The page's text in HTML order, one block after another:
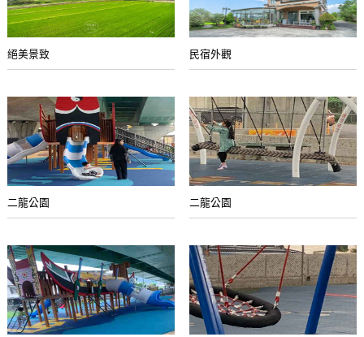
絕美景致 民宿外觀
二龍公園 二龍公園